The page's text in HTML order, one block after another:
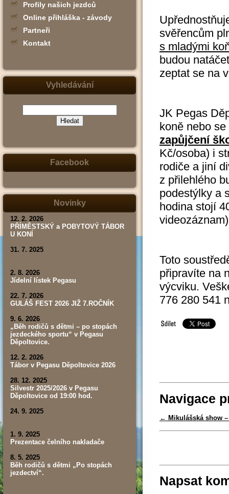
Profily našich jezdců
Online přihláška - závody
Partneři
Kontakt
Vyhledávání
jeho
část
spojení
tábor,
Facebook
Novinky
12. 2. 2026
PŘÍMĚSTSKÝ a POBYTOVÝ TÁBOR
U KONÍ
31. 7. 2025
2. 8. 2026
Jídelní lístek Pegasu
22. 7. 2026
GULÁŠ FEST 2026 JIŽ 7.ROČNÍK
9. 6. 2026
„Běh rodičů s dětmi – po stopách
jezdeckého sportu“ v Pegasu
Děpoltovice.
12. 2. 2026
Tábor v Pegasu Děpoltovice 2026
28. 12. 2025
Silvestr 2025/2026 v Pegasu
Děpoltovice od 19:00 hod.
24. 9. 2025
1. 9. 2025
Prezentace čelního nakladače
8. 5. 2025
Běh rodičů s dětmi „Po stopách
jezdectví“.
svěřencům
s mladými
budou
zeptat se na
JK Pegas
koně nebo
zapůjčení
Kč/osoba) i
rodiče a jiní
z přilehlého
podestýlky a
hodina stojí
videozáznam)
Toto
připravíte na
výcviku.
776 280 541
Navigace
← Mikulášská show –
Napsat